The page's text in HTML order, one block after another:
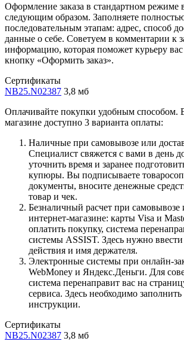
Оформление заказа в стандартном режиме
следующим образом. Заполняете
последовательным этапам: адрес, способ
данные о себе. Советуем в комментарии к
информацию, которая поможет курьеру
кнопку «Оформить заказ».
Сертификаты
NB25.N02387 3,8 мб
Оплачивайте покупки удобным способом.
магазине доступно 3 варианта оплаты:
Наличные при самовывозе или
Специалист свяжется с вами в день
уточнить время и заранее
купюры. Вы подписываете
документы, вносите денежные
товар и чек.
Безналичный расчет при
интернет-магазине: карты Visa и
оплатить покупку, система
системы ASSIST. Здесь нужно
действия и имя держателя.
Электронные системы при онлайн-
WebMoney и Яндекс.Деньги. Для
система перенаправит вас на
сервиса. Здесь необходимо
инструкции.
Сертификаты
NB25.N02387 3,8 мб